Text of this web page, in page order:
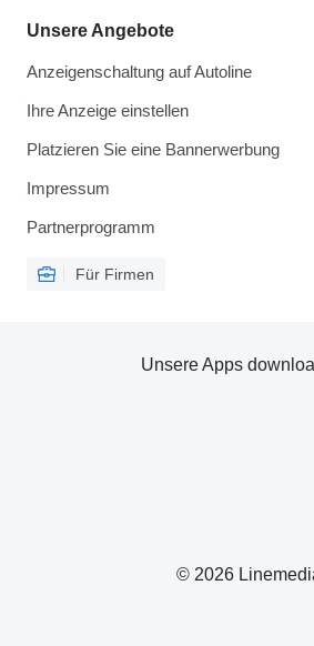
Unsere Angebote
Anzeigenschaltung auf Autoline
Ihre Anzeige einstellen
Platzieren Sie eine Bannerwerbung
Impressum
Partnerprogramm
Für Firmen
© 2026
Unsere Apps